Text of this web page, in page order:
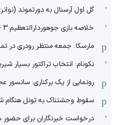
گل اول آرسنال به دورتموند
خلاصه بازی جوهوردارالتعظیم 3 - چلسی 3
مارسکا: جمعه منتظر رودری در
نکونام: انتخاب تراکتور بسیار
رونمایی از یک برکناری: سانسور
سقوط وحشتناک به تونل هنگام
درخواست خبرنگاران برای حضور